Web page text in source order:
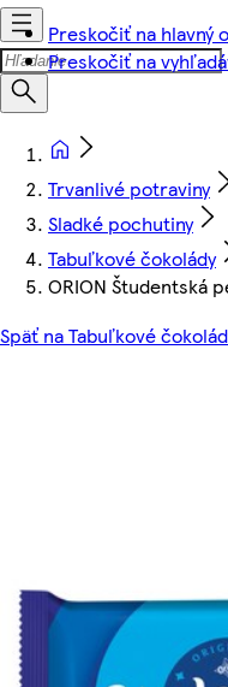
Preskočiť na hlavný
Preskočiť na
Trvanlivé potraviny
Sladké pochutiny
Tabuľkové čokolády
ORION Študentská
Späť na Tabuľkové